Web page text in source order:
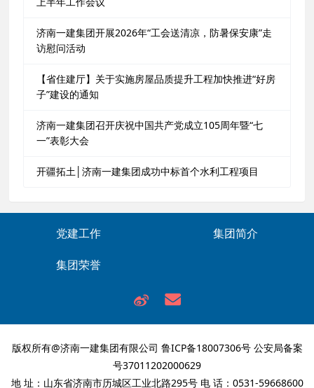
济南一建集团开展2026年“工会送清凉，防暑保安康”走
访慰问活动
【省住建厅】关于实施房屋品质提升工程加快推进“好房
子”建设的通知
济南一建集团召开庆祝中国共产党成立105周年暨“七
一”表彰大会
开疆拓土│济南一建集团成功中标首个水利工程项目
党建工作 集团简介
集团荣誉
版权所有@济南一建集团有限公司 鲁ICP备18007306号公安局备案
号37011202000629
地 址：山东省济南市历城区工业北路295号 电 话：0531-59668600